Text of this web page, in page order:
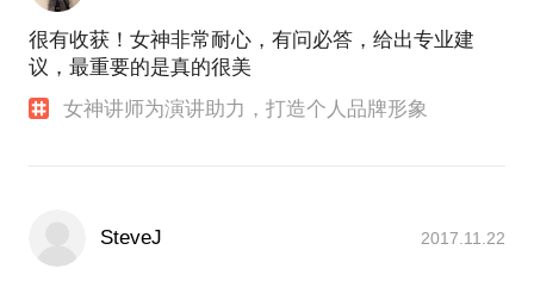
很有收获！女神非常耐心，有问必答，给出专业建
议，最重要的是真的很美
女神讲师为演讲助力，打造个人品牌形象
SteveJ 2017.11.22